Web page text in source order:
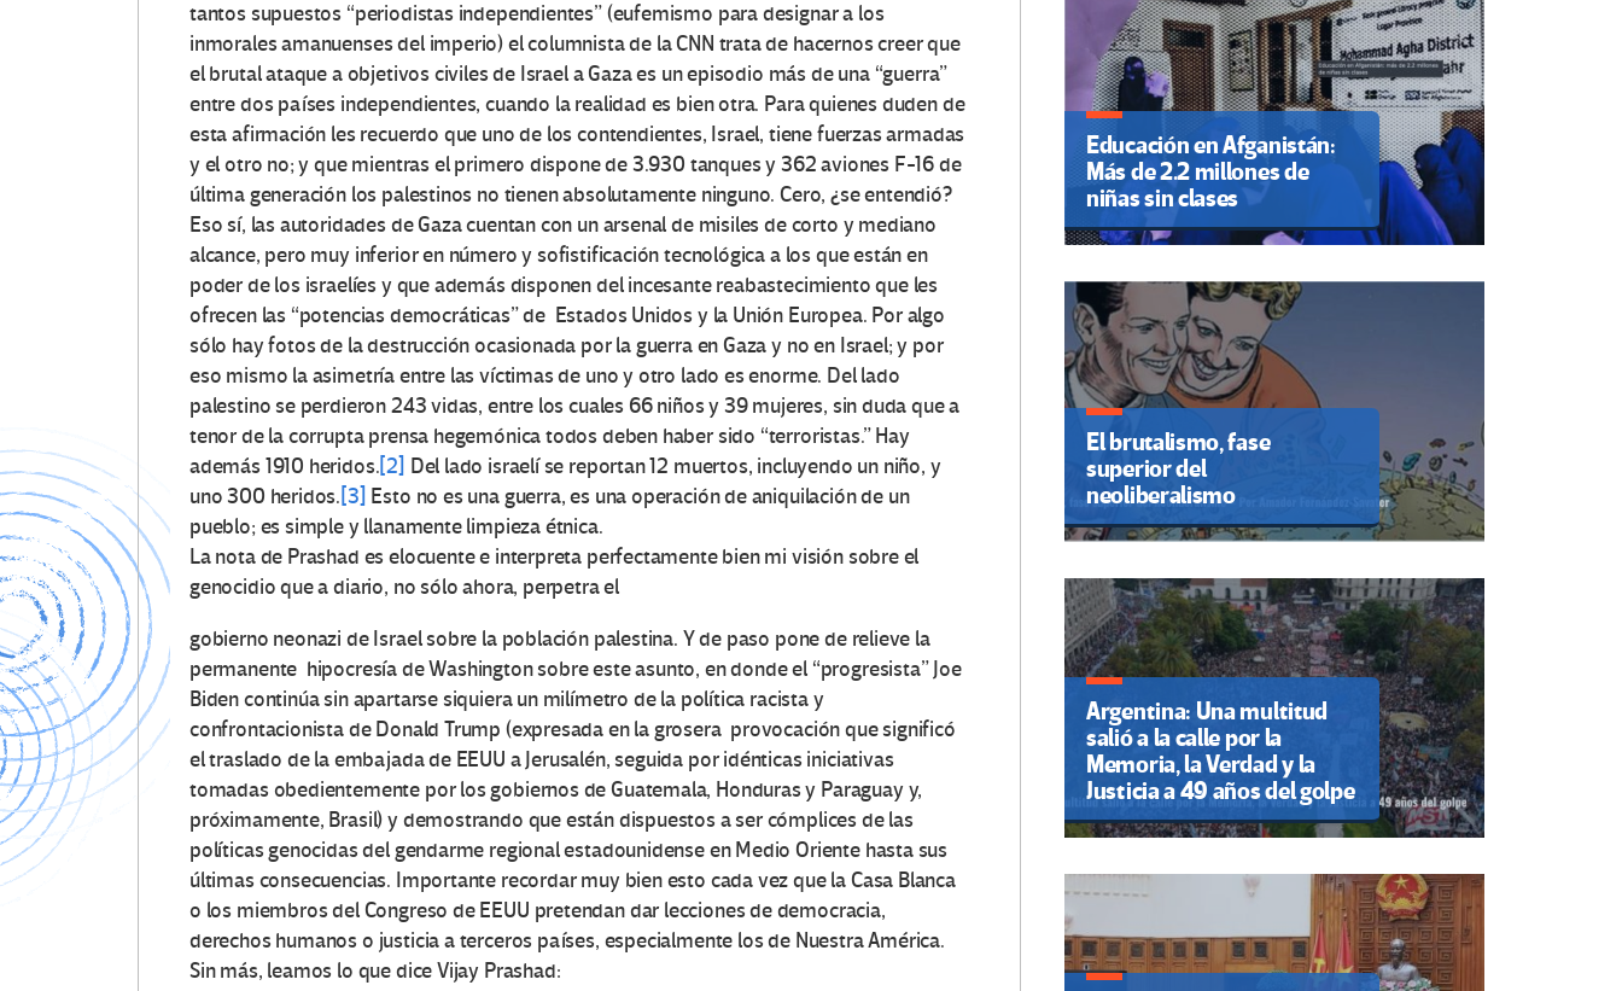
tantos supuestos “periodistas independientes” (eufemismo para designar a los
inmorales amanuenses del imperio) el columnista de la CNN trata de hacernos creer que
el brutal ataque a objetivos civiles de Israel a Gaza es un episodio más de una “guerra”
entre dos países independientes, cuando la realidad es bien otra. Para quienes duden de
esta afirmación les recuerdo que uno de los contendientes, Israel, tiene fuerzas armadas
y el otro no; y que mientras el primero dispone de 3.930 tanques y 362 aviones F-16 de
última generación los palestinos no tienen absolutamente ninguno. Cero, ¿se entendió?
Eso sí, las autoridades de Gaza cuentan con un arsenal de misiles de corto y mediano
alcance, pero muy inferior en número y sofistificación tecnológica a los que están en
poder de los israelíes y que además disponen del incesante reabastecimiento que les
ofrecen las “potencias democráticas” de Estados Unidos y la Unión Europea. Por algo
sólo hay fotos de la destrucción ocasionada por la guerra en Gaza y no en Israel; y por
eso mismo la asimetría entre las víctimas de uno y otro lado es enorme. Del lado
palestino se perdieron 243 vidas, entre los cuales 66 niños y 39 mujeres, sin duda que a
tenor de la corrupta prensa hegemónica todos deben haber sido “terroristas.” Hay
además 1910 heridos.[2] Del lado israelí se reportan 12 muertos, incluyendo un niño, y
uno 300 heridos.[3] Esto no es una guerra, es una operación de aniquilación de un
pueblo; es simple y llanamente limpieza étnica.
La nota de Prashad es elocuente e interpreta perfectamente bien mi visión sobre el
genocidio que a diario, no sólo ahora, perpetra el
gobierno neonazi de Israel sobre la población palestina. Y de paso pone de relieve la
permanente hipocresía de Washington sobre este asunto, en donde el “progresista” Joe
Biden continúa sin apartarse siquiera un milímetro de la política racista y
confrontacionista de Donald Trump (expresada en la grosera provocación que significó
el traslado de la embajada de EEUU a Jerusalén, seguida por idénticas iniciativas
tomadas obedientemente por los gobiernos de Guatemala, Honduras y Paraguay y,
próximamente, Brasil) y demostrando que están dispuestos a ser cómplices de las
políticas genocidas del gendarme regional estadounidense en Medio Oriente hasta sus
últimas consecuencias. Importante recordar muy bien esto cada vez que la Casa Blanca
o los miembros del Congreso de EEUU pretendan dar lecciones de democracia,
derechos humanos o justicia a terceros países, especialmente los de Nuestra América.
Sin más, leamos lo que dice Vijay Prashad:
Educación en Afganistán:
Más de 2.2 millones de
niñas sin clases
El brutalismo, fase
superior del
neoliberalismo
Argentina: Una multitud
salió a la calle por la
Memoria, la Verdad y la
Justicia a 49 años del golpe